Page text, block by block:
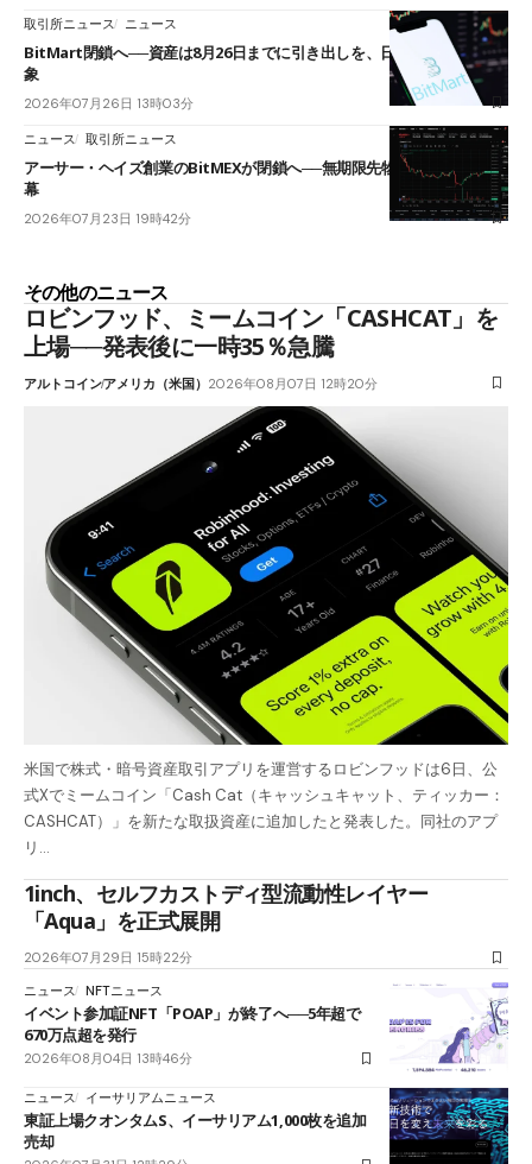
取引所ニュース ニュース
BitMart閉鎖へ──資産は8月26日までに引き出しを、日本人利用者も対
象
2026年07月26日 13時03分
ニュース 取引所ニュース
アーサー・ヘイズ創業のBitMEXが閉鎖へ──無期限先物を生んだ11年に
幕
2026年07月23日 19時42分
その他のニュース
ロビンフッド、ミームコイン「CASHCAT」を
上場──発表後に一時35％急騰
アルトコインアメリカ（米国） 2026年08月07日 12時20分
米国で株式・暗号資産取引アプリを運営するロビンフッドは6日、公
式Xでミームコイン「Cash Cat（キャッシュキャット、ティッカー：
CASHCAT）」を新たな取扱資産に追加したと発表した。同社のアプ
リ…
1inch、セルフカストディ型流動性レイヤー
「Aqua」を正式展開
2026年07月29日 15時22分
ニュース NFTニュース
イベント参加証NFT「POAP」が終了へ──5年超で
670万点超を発行
2026年08月04日 13時46分
ニュース イーサリアムニュース
東証上場クオンタムS、イーサリアム1,000枚を追加
売却